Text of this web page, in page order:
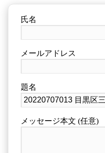
氏名
メールアドレス
題名
メッセージ本文 (任意)